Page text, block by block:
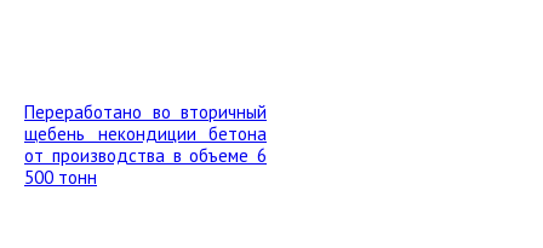
Переработано во вторичный
щебень некондиции бетона
от производства в объеме 6
500 тонн